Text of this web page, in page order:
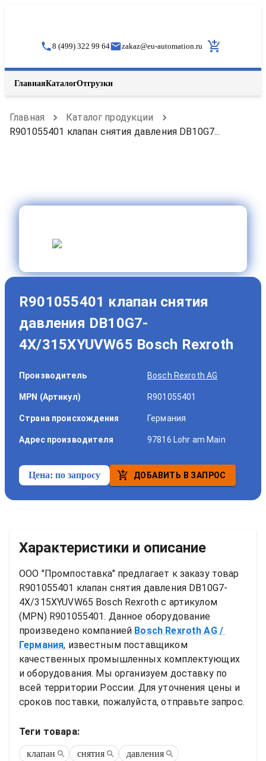
8 (499) 322 99 64 zakaz@eu-automation.ru
ГлавнаяКаталогОтгрузки
Главная
Каталог продукции
R901055401 клапан снятия давления DB10G7...
R901055401 клапан снятия
давления DB10G7-
4X/315XYUVW65 Bosch Rexroth
Производитель Bosch Rexroth AG
MPN (Артикул) R901055401
Страна происхождения Германия
Адрес производителя 97816 Lohr am Main
Цена: по запросу ДОБАВИТЬ В ЗАПРОС
Характеристики и описание
ООО "Промпоставка" предлагает к заказу товар
R901055401 клапан снятия давления DB10G7-
4X/315XYUVW65 Bosch Rexroth с артикулом
(MPN) R901055401. Данное оборудование
произведено компанией Bosch Rexroth AG /
Германия, известным поставщиком
качественных промышленных комплектующих
и оборудования. Мы организуем доставку по
всей территории России. Для уточнения цены и
сроков поставки, пожалуйста, отправьте запрос.
Теги товара:
клапан снятия
давления